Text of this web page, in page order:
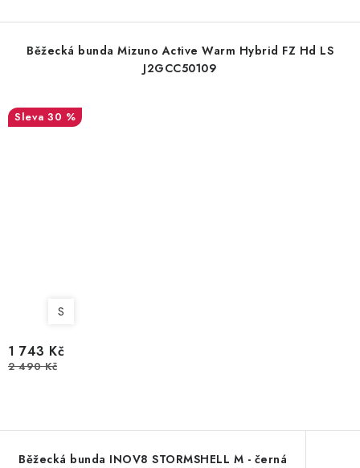
Běžecká bunda Mizuno Active Warm Hybrid FZ Hd LS
J2GCC50109
30 %
S
1 743 Kč
2 490 Kč
Běžecká bunda INOV8 STORMSHELL M - černá